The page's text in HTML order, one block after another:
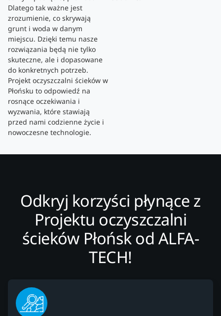
Dlatego tak ważne jest
zrozumienie, co skrywają
grunt i woda w danym
miejscu. Dzięki temu nasze
rozwiązania będą nie tylko
skuteczne, ale i dopasowane
do konkretnych potrzeb.
Projekt oczyszczalni ścieków w
Płońsku to odpowiedź na
rosnące oczekiwania i
wyzwania, które stawiają
przed nami codzienne życie i
nowoczesne technologie.
Odkryj korzyści płynące z
Projektu oczyszczalni
ścieków Płońsk od ALFA-
TECH!